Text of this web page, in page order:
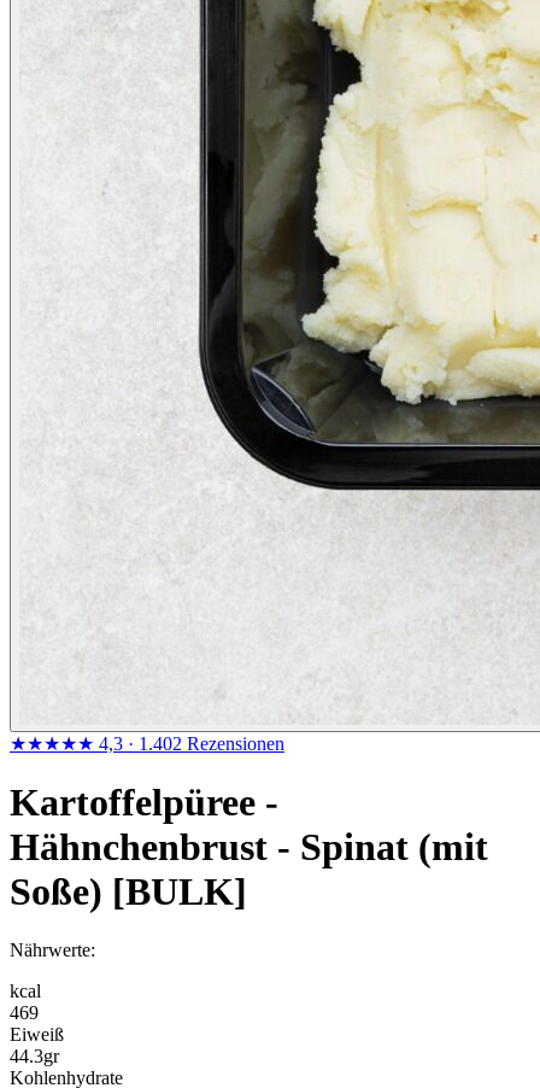
★★★★★ 4,3 · 1.402 Rezensionen
Kartoffelpüree -
Hähnchenbrust - Spinat (mit
Soße) [BULK]
Nährwerte:
kcal
469
Eiweiß
44.3gr
Kohlenhydrate